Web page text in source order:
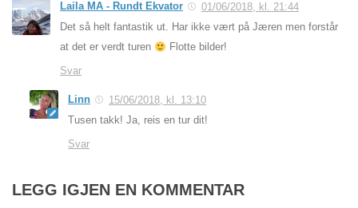
Laila MA - Rundt Ekvator
01/06/2018, kl. 21:44
Det så helt fantastik ut. Har ikke vært på Jæren men forstår
at det er verdt turen
Flotte bilder!
Svar
Linn
15/06/2018, kl. 13:10
Tusen takk! Ja, reis en tur dit!
Svar
LEGG IGJEN EN KOMMENTAR